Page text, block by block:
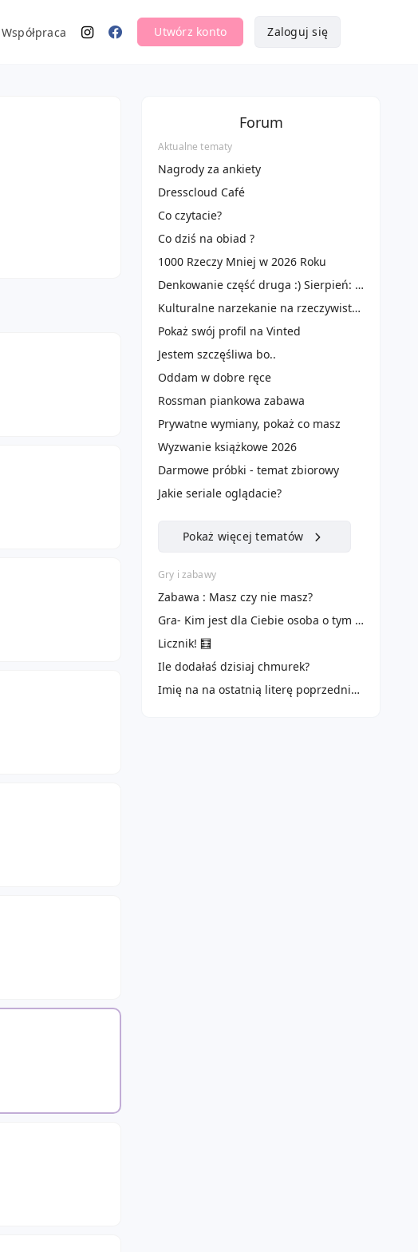
Współpraca Utwórz konto Zaloguj się
Forum
Aktualne tematy
Nagrody za ankiety
Dresscloud Café
Co czytacie?
Co dziś na obiad ?
1000 Rzeczy Mniej w 2026 Roku
Denkowanie część druga :) Sierpień: Czas na podróże! Zużywamy produkty do 100 ml ✈️🌴
Kulturalne narzekanie na rzeczywistość! Uwaga - zawiera offtopy!
Pokaż swój profil na Vinted
Jestem szczęśliwa bo..
Oddam w dobre ręce
Rossman piankowa zabawa
Prywatne wymiany, pokaż co masz
Wyzwanie książkowe 2026
Darmowe próbki - temat zbiorowy
Jakie seriale oglądacie?
Pokaż więcej tematów
Gry i zabawy
Zabawa : Masz czy nie masz?
Gra- Kim jest dla Ciebie osoba o tym imieniu :)
Licznik! 🧮
Ile dodałaś dzisiaj chmurek?
Imię na na ostatnią literę poprzedniego